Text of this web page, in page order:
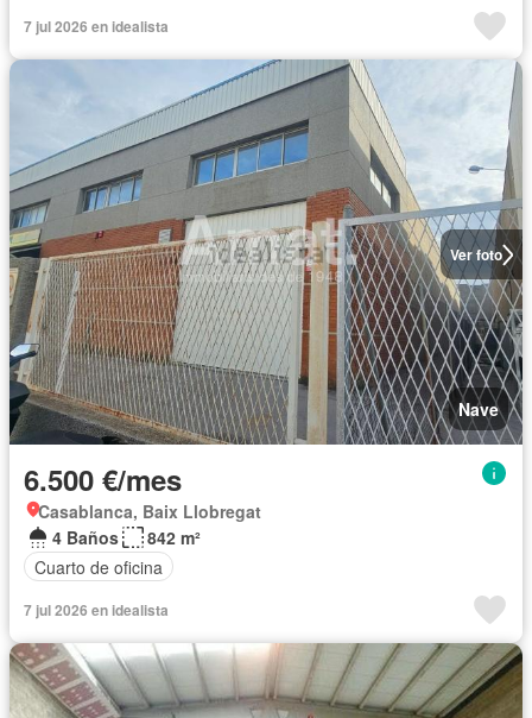
7 jul 2026 en idealista
Ver foto
Nave
6.500 €/mes
Casablanca, Baix Llobregat
4 Baños
842 m²
Cuarto de oficina
7 jul 2026 en idealista